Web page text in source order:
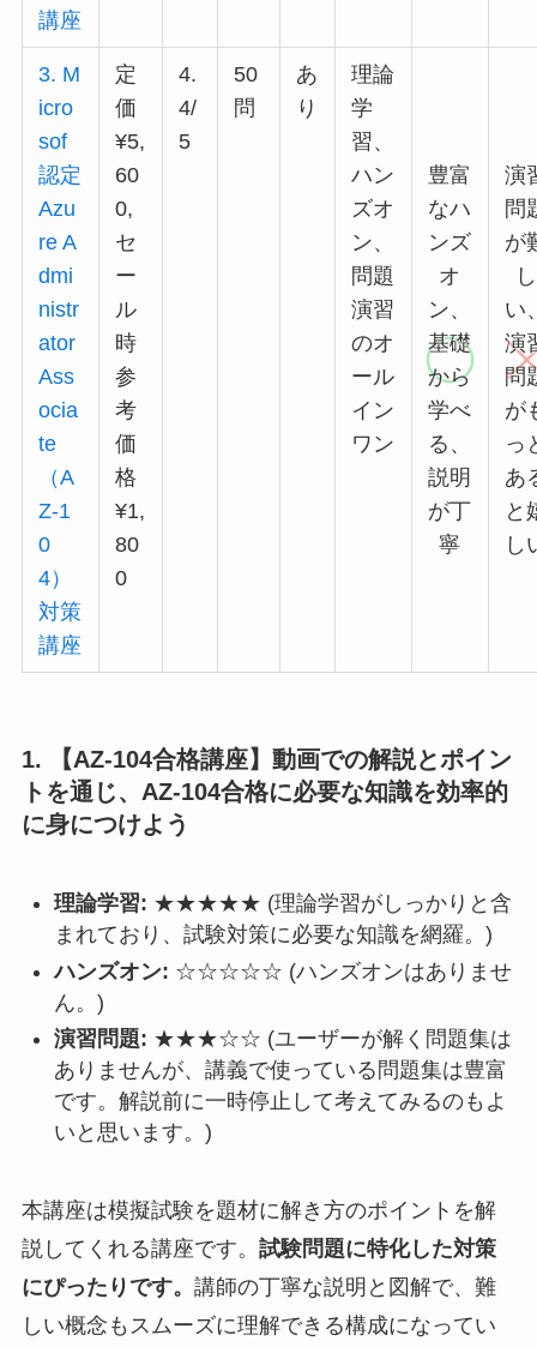
講座
3. M
icro
sof
認定
Azu
re A
dmi
nistr
ator
Ass
ocia
te
（A
Z-1
0
4）
対策
講座
定
価
¥5,
60
0,
セ
ー
ル
時
参
考
価
格
¥1,
80
0
4.
4/
5
50
問
あ
り
理論
学
習、
ハン
ズオ
ン、
問題
演習
のオ
ール
イン
ワン
豊富
なハ
ンズ
オ
ン、
基礎
から
学べ
る、
説明
が丁
寧
演
問
が
し
い
演
問
が
っ
あ
と
し
1. 【AZ-104合格講座】動画での解説とポイン
トを通じ、AZ-104合格に必要な知識を効率的
に身につけよう
理論学習: ★★★★★ (理論学習がしっかりと含
まれており、試験対策に必要な知識を網羅。)
ハンズオン: ☆☆☆☆☆ (ハンズオンはありませ
ん。)
演習問題: ★★★☆☆ (ユーザーが解く問題集は
ありませんが、講義で使っている問題集は豊富
です。解説前に一時停止して考えてみるのもよ
いと思います。)
本講座は模擬試験を題材に解き方のポイントを解
説してくれる講座です。 試験問題に特化した対策
にぴったりです。 講師の丁寧な説明と図解で、難
しい概念もスムーズに理解できる構成になってい